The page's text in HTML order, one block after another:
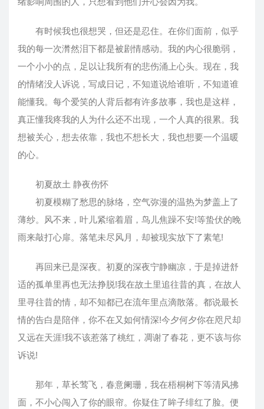
有时候我也很想哭，但还是忍住。在你们面前，似乎
我的每一次潸然泪下都是被剧情感动。我的内心很脆弱，
一个小小的点，足以让我所有的悲伤涌上心头。现在，我
的情绪没人诉说，写成日记，不知道说给谁听，不知道谁
能懂我。每个爱笑的人背后都有许多故事，我也是这样，
真正懂我疼我的人为什么还不出现，一个人真的很累。我
想被关心，想去依靠，我也不想长大，我也想要一个温暖
的心。
初夏故土 静夜伤怀
初夏模糊了愁思的脉络，空气弥漫的温热为梦盖上了
薄纱。风不来，叶儿紧缩着眉，鸟儿焦躁不安!等蛰伏的晚
雨来敲打心扉。落笔未尽风月，却被现实放下了素笔!
再回来已是深夜。初夏的深夜宁静幽凉，于是掉进舒
适的孤单里再也无法挣脱!我在故土里追往昔的真，在故人
里寻往昔的情，却不知都已在流年里点滴散落。都说最长
情的告白是陪伴，你不在又如何情深!今夕何夕你在咫尺却
又远在天涯!我不该惹落了桃红，凋谢了春花，更不该与你
诉说!
那年，草长莺飞，春意阑珊，我在梧桐树下等清风拂
面，不小心闯入了你的眼帘。你疑住了眸子绯红了脸。便